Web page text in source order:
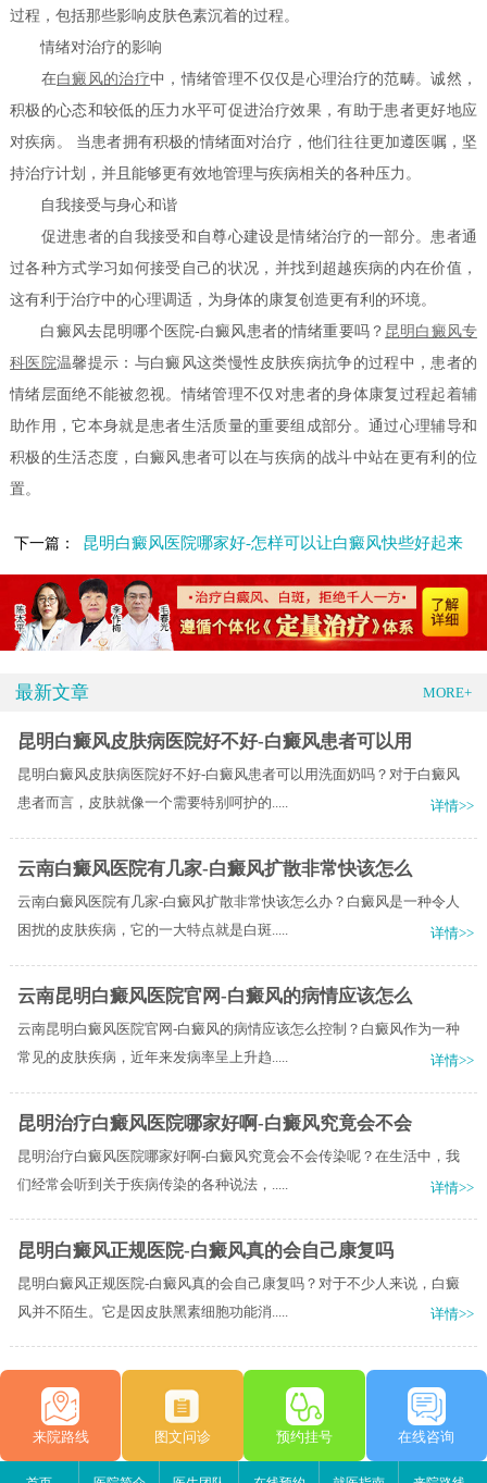
过程，包括那些影响皮肤色素沉着的过程。
情绪对治疗的影响
在白癜风的治疗中，情绪管理不仅仅是心理治疗的范畴。诚然，
积极的心态和较低的压力水平可促进治疗效果，有助于患者更好地应
对疾病。 当患者拥有积极的情绪面对治疗，他们往往更加遵医嘱，坚
持治疗计划，并且能够更有效地管理与疾病相关的各种压力。
自我接受与身心和谐
促进患者的自我接受和自尊心建设是情绪治疗的一部分。患者通
过各种方式学习如何接受自己的状况，并找到超越疾病的内在价值，
这有利于治疗中的心理调适，为身体的康复创造更有利的环境。
白癜风去昆明哪个医院-白癜风患者的情绪重要吗？ 昆明白癜风专
科医院温馨提示：与白癜风这类慢性皮肤疾病抗争的过程中，患者的
情绪层面绝不能被忽视。情绪管理不仅对患者的身体康复过程起着辅
助作用，它本身就是患者生活质量的重要组成部分。通过心理辅导和
积极的生活态度，白癜风患者可以在与疾病的战斗中站在更有利的位
置。
下一篇： 昆明白癜风医院哪家好-怎样可以让白癜风快些好起来
最新文章 MORE+
昆明白癜风皮肤病医院好不好-白癜风患者可以用
昆明白癜风皮肤病医院好不好-白癜风患者可以用洗面奶吗？对于白癜风
患者而言，皮肤就像一个需要特别呵护的.....
详情>>
云南白癜风医院有几家-白癜风扩散非常快该怎么
云南白癜风医院有几家-白癜风扩散非常快该怎么办？白癜风是一种令人
困扰的皮肤疾病，它的一大特点就是白斑.....
详情>>
云南昆明白癜风医院官网-白癜风的病情应该怎么
云南昆明白癜风医院官网-白癜风的病情应该怎么控制？白癜风作为一种
常见的皮肤疾病，近年来发病率呈上升趋.....
详情>>
昆明治疗白癜风医院哪家好啊-白癜风究竟会不会
昆明治疗白癜风医院哪家好啊-白癜风究竟会不会传染呢？在生活中，我
们经常会听到关于疾病传染的各种说法，.....
详情>>
昆明白癜风正规医院-白癜风真的会自己康复吗
昆明白癜风正规医院-白癜风真的会自己康复吗？对于不少人来说，白癜
风并不陌生。它是因皮肤黑素细胞功能消.....
详情>>
来院路线 图文问诊 预约挂号 在线咨询